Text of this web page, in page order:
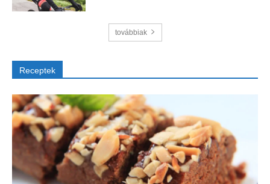
továbbiak
Receptek